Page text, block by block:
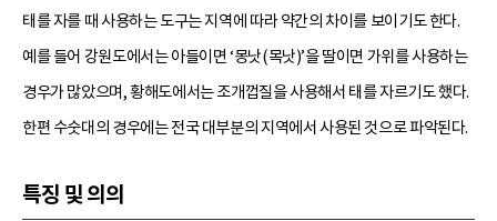
태를 자를 때 사용하는 도구는 지역에 따라 약간의 차이를 보이기도 한다.
예를 들어 강원도에서는 아들이면 ‘몽낫(목낫)’을 딸이면 가위를 사용하는
경우가 많았으며, 황해도에서는 조개껍질을 사용해서 태를 자르기도 했다.
한편 수숫대의 경우에는 전국 대부분의 지역에서 사용된 것으로 파악된다.
특징 및 의의